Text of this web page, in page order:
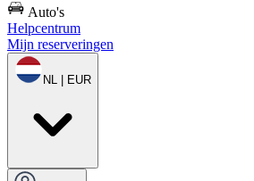
Auto's
Helpcentrum
Mijn reserveringen
NL | EUR